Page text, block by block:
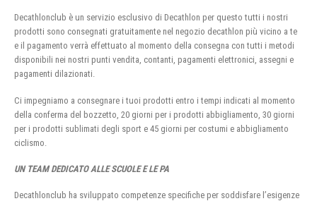
Decathlonclub è un servizio esclusivo di Decathlon per questo tutti i nostri
prodotti sono consegnati gratuitamente nel negozio decathlon più vicino a te
e il pagamento verrà effettuato al momento della consegna con tutti i metodi
disponibili nei nostri punti vendita, contanti, pagamenti elettronici, assegni e
pagamenti dilazionati.
Ci impegniamo a consegnare i tuoi prodotti entro i tempi indicati al momento
della conferma del bozzetto, 20 giorni per i prodotti abbigliamento, 30 giorni
per i prodotti sublimati degli sport e 45 giorni per costumi e abbigliamento
ciclismo.
UN TEAM DEDICATO ALLE SCUOLE E LE PA
Decathlonclub ha sviluppato competenze specifiche per soddisfare l’esigenze